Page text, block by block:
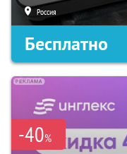
Россия
Бесплатно
-40%